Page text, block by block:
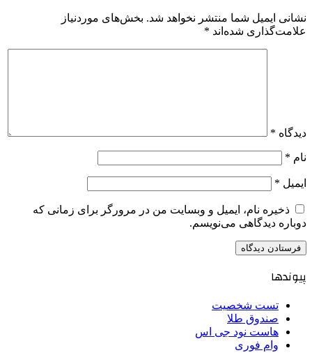
نشانی ایمیل شما منتشر نخواهد شد. بخش‌های موردنیاز
علامت‌گذاری شده‌اند *
دیدگاه *
نام *
ایمیل *
ذخیره نام، ایمیل و وبسایت من در مرورگر برای زمانی که
دوباره دیدگاهی می‌نویسم.
پیوندها
تست شخصیت
صندوق طلا
هاست نود جی اس
وام فوری